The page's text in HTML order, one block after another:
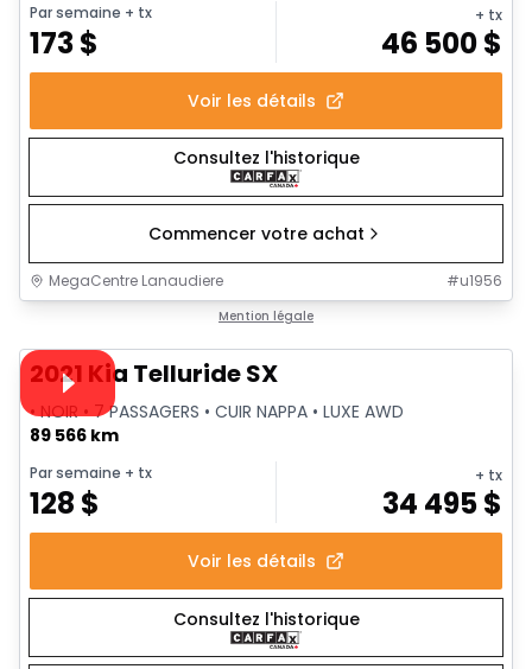
Par semaine + tx
173$
+ tx
46 500$
Voir les détails
Consultez l'historique
Commencer votre achat
MegaCentre Lanaudiere #u1956
Mention légale
Vidéo disponible
2021 Kia Telluride SX
• NOIR • 7 PASSAGERS • CUIR NAPPA • LUXE AWD
89 566 km
Par semaine + tx
128 $
+ tx
34 495$
Voir les détails
Consultez l'historique